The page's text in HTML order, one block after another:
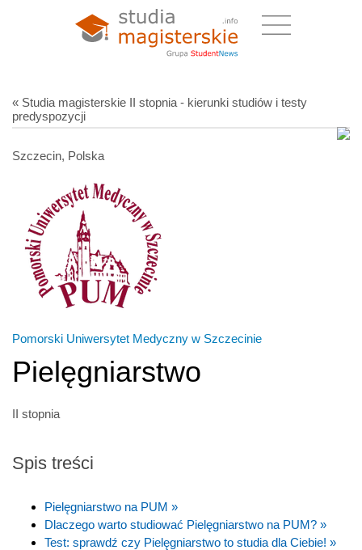
« Studia magisterskie II stopnia - kierunki studiów i testy
predyspozycji
Szczecin, Polska
Pomorski Uniwersytet Medyczny w Szczecinie
Pielęgniarstwo
II stopnia
Spis treści
Pielęgniarstwo na PUM »
Dlaczego warto studiować Pielęgniarstwo na PUM? »
Test: sprawdź czy Pielęgniarstwo to studia dla Ciebie! »